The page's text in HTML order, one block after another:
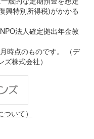
興特別所得税)がかかる
法人確定拠出年金教
時点のものです。 （デ
株式会社）
いて）